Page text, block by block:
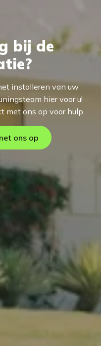
bij de
installeren van uw
hier voor u!
met ons op voor hulp.
ons op